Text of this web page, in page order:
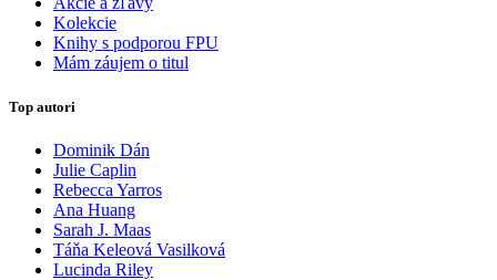
Kolekcie
Knihy s podporou FPU
Mám záujem o titul
Top autori
Dominik Dán
Julie Caplin
Rebecca Yarros
Ana Huang
Sarah J. Maas
Táňa Keleová Vasilková
Lucinda Riley